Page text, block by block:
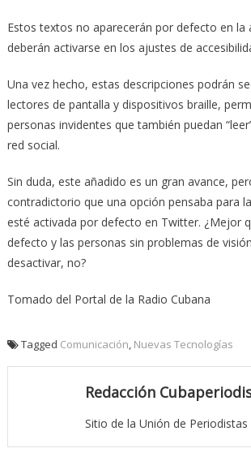
Estos textos no aparecerán por defecto en la
deberán activarse en los ajustes de
Una vez hecho, estas descripciones podrán
lectores de pantalla y dispositivos braille,
personas invidentes que también puedan
red social.
Sin duda, este añadido es un gran avance,
contradictorio que una opción pensaba para
esté activada por defecto en Twitter. ¿Mejor
defecto y las personas sin problemas de
desactivar, no?
Tomado del Portal de la Radio Cubana
Tagged Comunicación, Nuevas Tecnologías
Redacción
Sitio de la Unión de Periodistas